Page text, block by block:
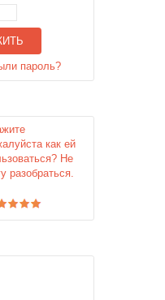
пароль?
как ей
Не
разобраться.